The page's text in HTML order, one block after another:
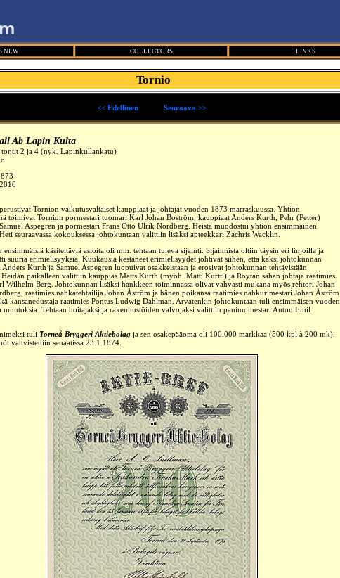
NEW COLLECTORS LINKS
Tornio
<< Edellinen Seuraava >>
Ab Lapin Kulta
tontit 2 ja 4 (nyk. Lapinkullankatu)
Tornion vaikutusvaltaiset kauppiaat ja johtajat vuoden 1873 marraskuussa. Yhtiön
toimivat Tornion pormestari tuomari Karl Johan Boström, kauppiaat Anders Kurth, Pehr (Petter)
Aspegren ja pormestari Frans Otto Ulrik Nordberg. Heistä muodostui yhtiön ensimmäinen
seuraavassa kokouksessa johtokuntaan valittiin lisäksi apteekkari Zachris Wacklin.
ensimmäisiä käsiteltäviä asioita oli mm. tehtaan tuleva sijainti. Sijainnista oltiin täysin eri linjoilla ja
suuria erimielisyyksiä. Kuukausia kestäneet erimielisyydet johtivat siihen, että kaksi johtokunnan
Anders Kurth ja Samuel Aspegren luopuivat osakkeistaan ja erosivat johtokunnan tehtävistään
paikalleen valittiin kauppias Matts Kurth (myöh. Matti Kurtti) ja Röytän sahan johtaja raatimies
Wilhelm Berg . Johtokunnan lisäksi hankkeen toiminnassa olivat vahvasti mukana myös rehtori Johan
raatimies nahkatehtailija Johan Åström ja hänen poikansa raatimies nahkurimestari Johan Åström
kansanedustaja raatimies Pontus Ludwig Dahlman. Arvatenkin johtokuntaan tuli ensimmäisen vuoden
muutoksia. Tehtaan hoitajaksi ja rakennustöiden valvojaksi valittiin panimomestari Anton Emil
tuli Torneå Bryggeri Aktiebolag ja sen osakepääoma oli 100.000 markkaa (500 kpl à 200 mk)
vahvistettiin senaatissa 23.1.1874.